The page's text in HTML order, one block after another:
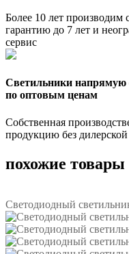
Более 10 лет производим
гарантию до 7 лет и
сервис
Светильники напрямую
по оптовым ценам
Собственная
продукцию без
похожие товары
Светодиодный